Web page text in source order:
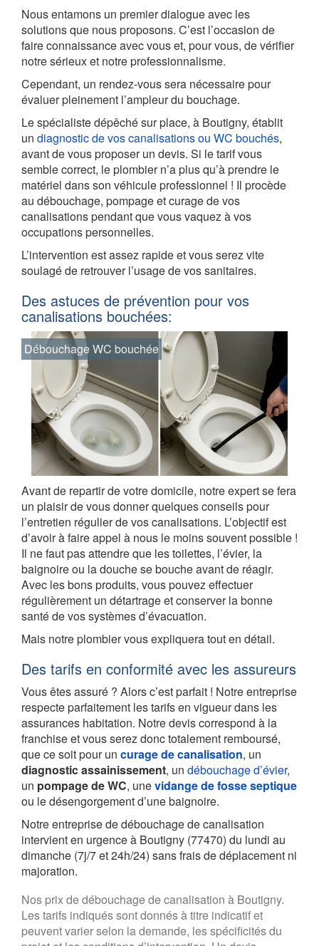
Nous entamons un premier dialogue avec les
solutions que nous proposons. C’est l’occasion de
faire connaissance avec vous et, pour vous, de vérifier
notre sérieux et notre professionnalisme.
Cependant, un rendez-vous sera nécessaire pour
évaluer pleinement l’ampleur du bouchage.
Le spécialiste dépêché sur place, à Boutigny, établit
un diagnostic de vos canalisations ou WC bouchés,
avant de vous proposer un devis. Si le tarif vous
semble correct, le plombier n’a plus qu’à prendre le
matériel dans son véhicule professionnel ! Il procède
au débouchage, pompage et curage de vos
canalisations pendant que vous vaquez à vos
occupations personnelles.
L’intervention est assez rapide et vous serez vite
soulagé de retrouver l’usage de vos sanitaires.
Des astuces de prévention pour vos
canalisations bouchées:
Débouchage WC bouchée
Avant de repartir de votre domicile, notre expert se fera
un plaisir de vous donner quelques conseils pour
l’entretien régulier de vos canalisations. L’objectif est
d’avoir à faire appel à nous le moins souvent possible !
Il ne faut pas attendre que les toilettes, l’évier, la
baignoire ou la douche se bouche avant de réagir.
Avec les bons produits, vous pouvez effectuer
régulièrement un détartrage et conserver la bonne
santé de vos systèmes d’évacuation.
Mais notre plombier vous expliquera tout en détail.
Des tarifs en conformité avec les assureurs
Vous êtes assuré ? Alors c’est parfait ! Notre entreprise
respecte parfaitement les tarifs en vigueur dans les
assurances habitation. Notre devis correspond à la
franchise et vous serez donc totalement remboursé,
que ce soit pour un curage de canalisation, un
diagnostic assainissement, un débouchage d’évier,
un pompage de WC, unevidange de fosse septique
ou le désengorgement d’une baignoire.
Notre entreprise de débouchage de canalisation
intervient en urgence à Boutigny (77470) du lundi au
dimanche (7j/7 et 24h/24) sans frais de déplacement ni
majoration.
Nos prix de débouchage de canalisation à Boutigny.
Les tarifs indiqués sont donnés à titre indicatif et
peuvent varier selon la demande, les spécificités du